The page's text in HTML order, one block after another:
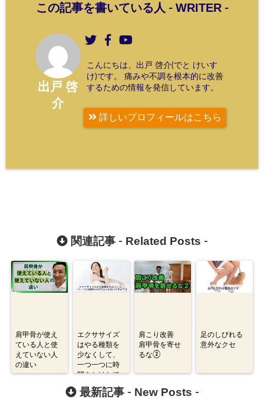
この記事を書いている人 - WRITER-
出戸 啓
介
こんにちは、出戸 啓介(でと けいす
け)です。 痛みや不調を根本的に改善
するための情報を発信しています。
詳しいプロフィールはこちら
関連記事 - Related Posts -
肩甲骨が使え
ている人と使
えていない人
の違い
エクササイズ
はやる種類を
少なくして、
一つ一つに時
間をかけたほ
うが良いです
か？②
肩こり改善
肩甲骨を寄せ
るな②
足のしびれる
意外なクセ
最新記事 - New Posts -